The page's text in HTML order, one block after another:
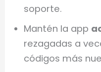
soporte.
Mantén la app
rezagadas a
códigos más